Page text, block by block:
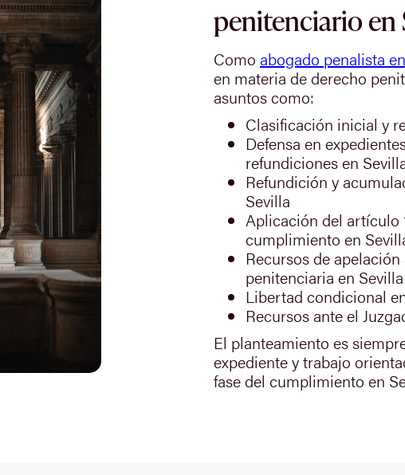
penitenciario en
Como abogado penalista
en materia de derecho
asuntos como:
Clasificación inicial y
Defensa en
refundiciones en
Refundición y
Sevilla
Aplicación del artículo
cumplimiento en
Recursos de
penitenciaria en Sevilla
Libertad condicional
Recursos ante el
El planteamiento es
expediente y trabajo
fase del cumplimiento en